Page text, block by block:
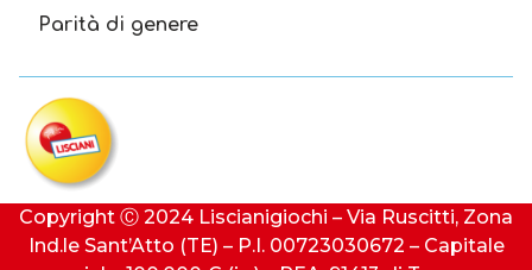
Parità di genere
Copyright Ⓒ 2024 Liscianigiochi – Via Ruscitti, Zona
Ind.le Sant’Atto (TE) – P.I. 00723030672 – Capitale